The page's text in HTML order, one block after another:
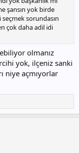
şansın yok birde
sorundasın
çok daha adil idi
olmanız
yok, ilçeniz sanki
niye açmıyorlar